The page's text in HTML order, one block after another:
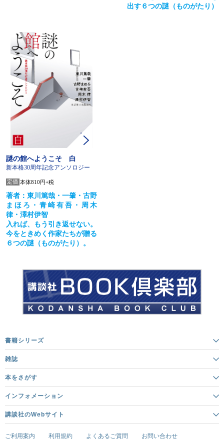
出す６つの謎（ものがたり）
謎の館へようこそ 白
新本格30周年記念アンソロジー
定価 本体810円+税
著者：東川篤哉・一肇・古野
まほろ・青崎有吾・周木
律・澤村伊智
入れば、もう引き返せない。
今をときめく作家たちが贈る
６つの謎（ものがたり）。
書籍シリーズ
雑誌
本をさがす
インフォメーション
講談社のWebサイト
ご利用案内 利用規約 よくあるご質問 お問い合わせ